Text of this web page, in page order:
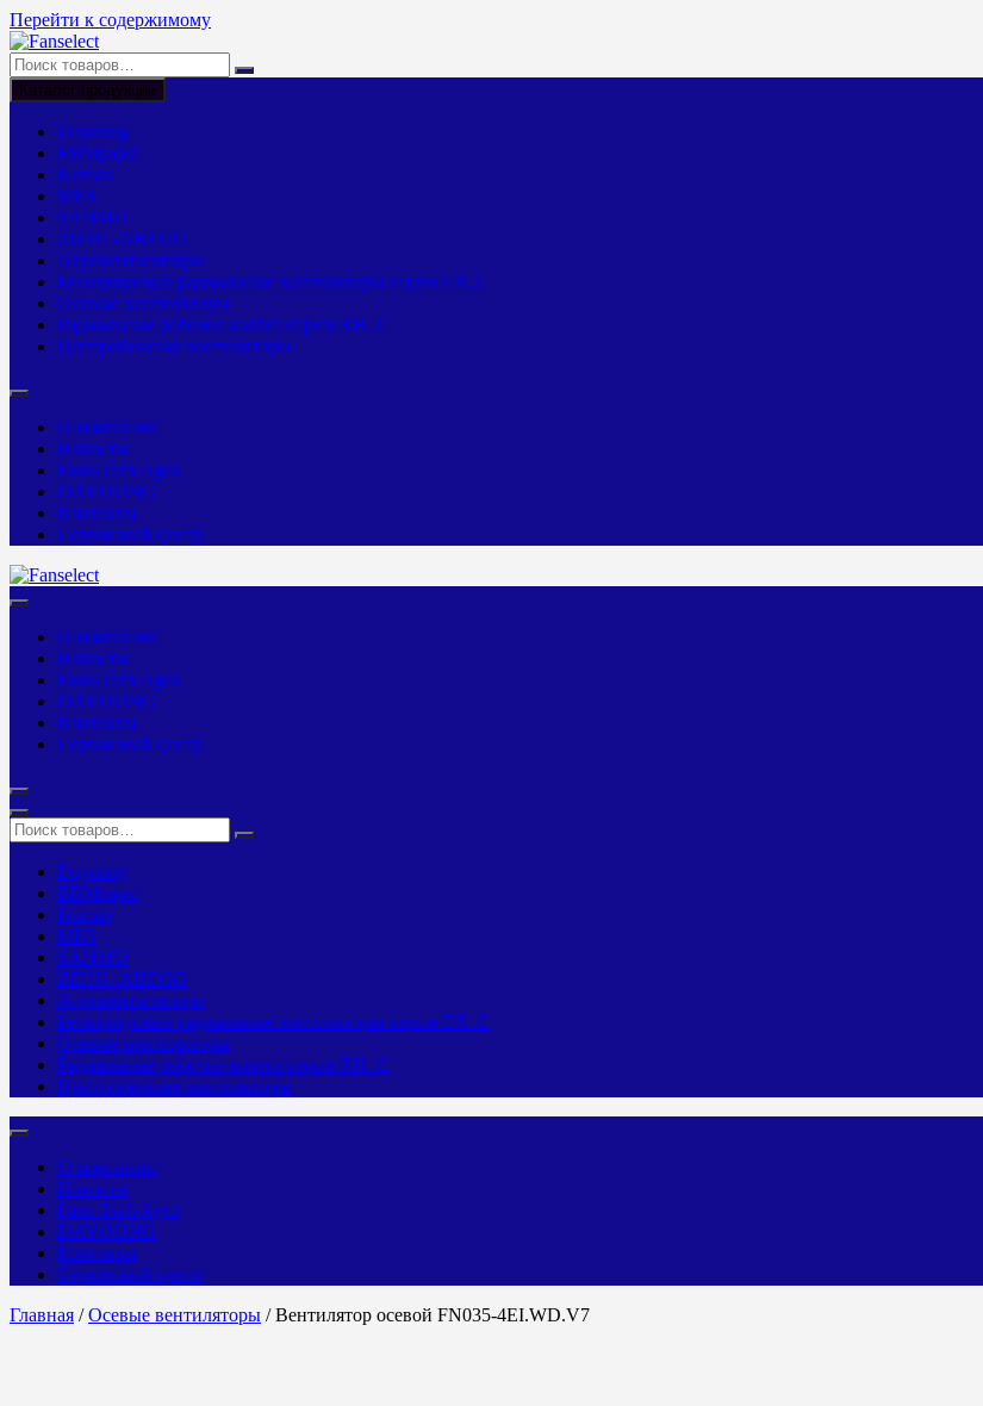
Перейти к содержимому
Каталог продукции
Dayoung
EBMpapst
Kemao
MES
SANMU
ZIEHL-ABEGG
Агровентиляторы
Бескорпусные радиальные вентиляторы серии ER..C
Осевые вентиляторы
Радиальные рабочие колёса серии RH..C
Центробежные вентиляторы
О компании
Новости
Fans-Tech Agro
DAYOUNG
Контакты
Сервисный центр
О компании
Новости
Fans-Tech Agro
DAYOUNG
Контакты
Сервисный центр
Dayoung
EBMpapst
Kemao
MES
SANMU
ZIEHL-ABEGG
Агровентиляторы
Бескорпусные радиальные вентиляторы серии ER..C
Осевые вентиляторы
Радиальные рабочие колёса серии RH..C
Центробежные вентиляторы
О компании
Новости
Fans-Tech Agro
DAYOUNG
Контакты
Сервисный центр
Главная /Осевые вентиляторы / Вентилятор осевой FN035-4EI.WD.V7